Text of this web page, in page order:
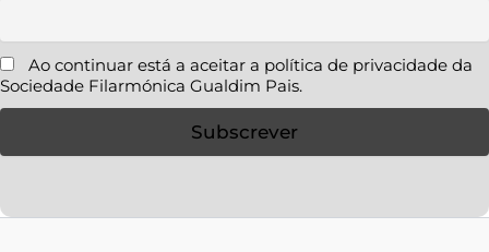
Ao continuar está a aceitar a política de privacidade da
Sociedade Filarmónica Gualdim Pais.